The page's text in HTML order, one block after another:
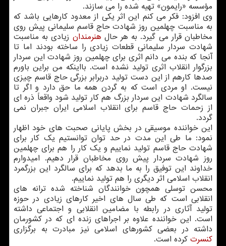
مؤسسه «رایمون» تهیه شده را می سازند.
وی افزود: فكر می كنم این اثر یكی از معدود كارهایی باشد كه
به مناسبت چهلمین روز شهادت حاج قاسم سلیمانی پیش روی
مخاطبان قرار می گیرد. به هر حال هنرمندان زیادی به مناسبت
شهادت سردار سلیمانی قطعات زیادی را ساخته بودند اما تا
آنجا كه بنده می دانم اثری برای چهلمین روز شهادت این سردار
بزرگوار انقلاب اثری تولید نشده است. بااینكه من براین باورم
صدها كارهم از این دست تولید دربرابر بزرگی حاج قاسم چیزی
نیست. او مردی است كه به گردن همه ما حق دارد و اگر تا
سالگرد شهادت این سردار بزرگ هم كار تولید شود واقعاً ذره ای
از زحمات حاج قاسم برای انقلاب اسلامی ایران جبران نمی
گردد.
این خواننده موسیقی در بخش پایانی صحبت های خود اظهار
نمود: ما طی این مدت در حد توان توانستیم یك كار برای
شهادت حاج قاسم تولید نماییم و یك كار را هم برای چهلمین
روز شهادت سردار پیش روی مخاطبان قرار دهیم. امیدوارم
خداوند این توفیق را به ما بدهد كه برای سالگرد این بزرگمرد
انقلاب اسلامی اثر دیگری را هم تولید نماییم.
محسن توسلی همچون خوانندگان شناخته شده ترانه های
انقلابی است كه طی سال های اخیر كارهای زیادی در حوزه
تولید آثاری در رابطه با مضامین انقلابی و اجتماعی داشته
است. این خواننده علاوه بر اجراهای زنده ای كه در كشورمان
داشته در بعضی كشورهای اسلامی نیز مبادرت به برگزاری
كنسرت كرده است.